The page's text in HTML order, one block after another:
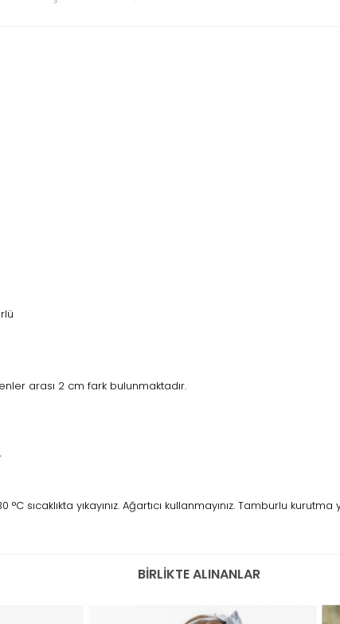
arası 2 cm fark bulunmaktadır.
°C sıcaklıkta yıkayınız. Ağartıcı kullanmayınız. Tamburlu